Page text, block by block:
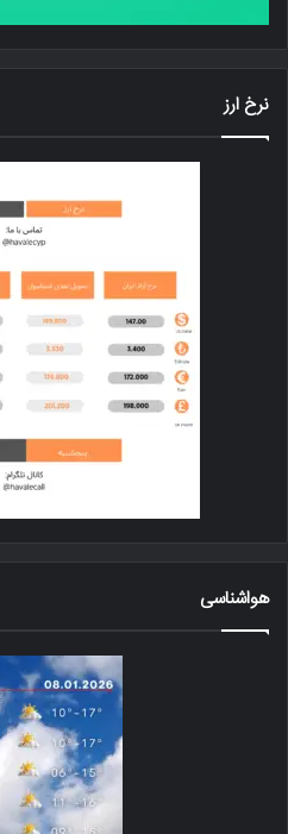
نرخ ارز
هواشناسی